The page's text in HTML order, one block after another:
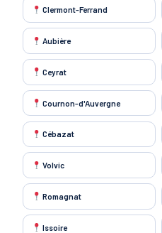
Clermont-Ferrand
Aubière
Ceyrat
Cournon-d'Auvergne
Cébazat
Volvic
Romagnat
Issoire